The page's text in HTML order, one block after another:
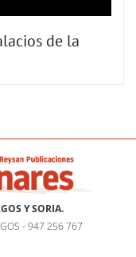
de la
Y SORIA.
- 947 256 767